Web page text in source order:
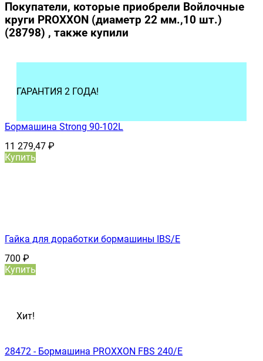
Покупатели, которые приобрели Войлочные
круги PROXXON (диаметр 22 мм.,10 шт.)
(28798) , также купили
ГАРАНТИЯ 2 ГОДА!
Бормашина Strong 90-102L
11 279,47 ₽
Купить
Гайка для доработки бормашины IBS/E
700 ₽
Купить
Хит!
28472 - Бормашина PROXXON FBS 240/Е